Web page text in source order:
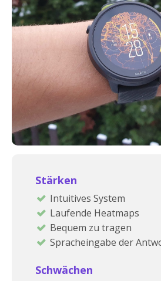
Stärken
Intuitives System
Laufende Heatmaps
Bequem zu tragen
Spracheingabe der
Schwächen